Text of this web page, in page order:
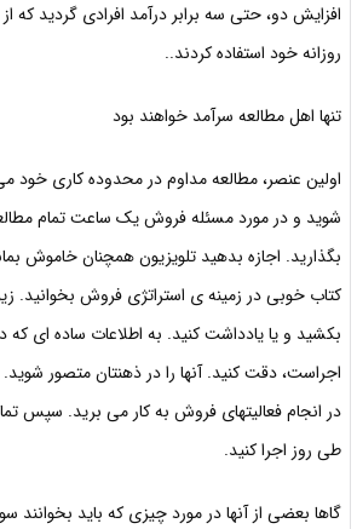
افزایش دو، حتی سه برابر درآمد افرادی گردید که
روزانه خود استفاده کردند..
تنها اهل مطالعه سرآمد خواهند بود
اولین عنصر، مطالعه مداوم در محدوده کاری خود
شوید و در مورد مسئله فروش یک ساعت تمام مطالعه
بگذارید. اجازه بدهید تلویزیون همچنان خاموش
کتاب خوبی در زمینه ی استراتژی فروش بخوانید.
بکشید و یا یادداشت کنید. به اطلاعات ساده ای که
اجراست، دقت کنید. آنها را در ذهنتان متصور
در انجام فعالیتهای فروش به کار می برید. سپس
طی روز اجرا کنید.
گاها بعضی از آنها در مورد چیزی که باید